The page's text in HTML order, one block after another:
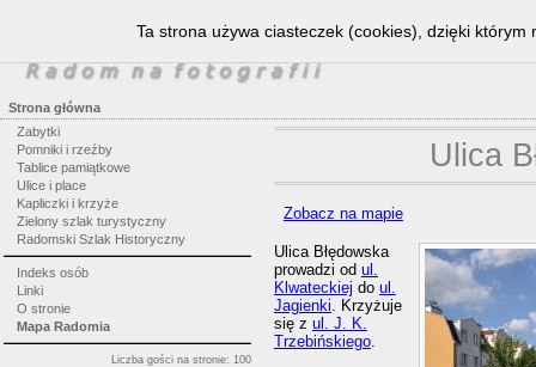
Strona główna
Zabytki
Pomniki i rzeźby
Tablice pamiątkowe
Ulice i place
Kapliczki i krzyże
Zielony szlak turystyczny
Radomski Szlak Historyczny
Indeks osób
Linki
O stronie
Mapa Radomia
Liczba gości na stronie: 100
Ulica
Zobacz na mapie
Ulica Błędowska
prowadzi od ul.
Klwateckiej do ul.
Jagienki. Krzyżuje
się z ul. J. K.
Trzebińskiego.
Ta strona używa ciasteczek (cookies), dzięki którym